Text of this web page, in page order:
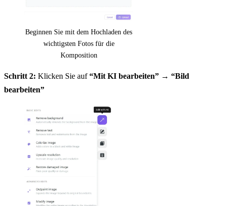
Beginnen Sie mit dem Hochladen des
wichtigsten Fotos für die
Komposition
Schritt 2: Klicken Sie auf“Mit KI bearbeiten” → “Bild
bearbeiten”